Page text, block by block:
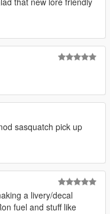
sasquatch pick up
a livery/decal
fuel and stuff like